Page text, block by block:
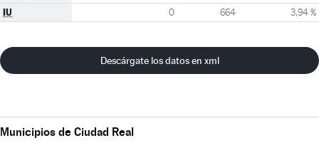
IU 0 664 3,94 %
Descárgate los datos en xml
Municipios de Ciudad Real